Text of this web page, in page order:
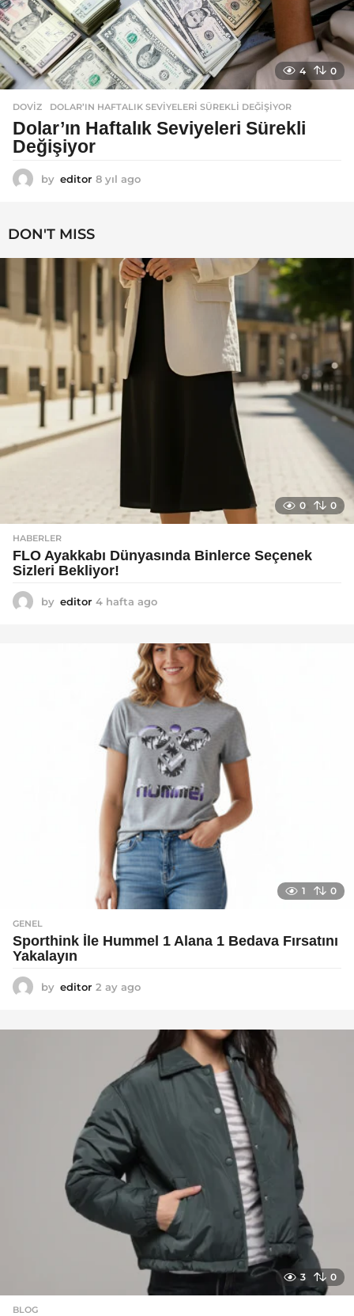
4 0
DOVIZ DOLAR’IN HAFTALIK SEVIYELERI SÜREKLI DEĞIŞIYOR
Dolar’ın Haftalık Seviyeleri Sürekli
Değişiyor
by editor 8 yıl ago
o
DON'T MISS
0 0
HABERLER
FLO Ayakkabı Dünyasında Binlerce Seçenek
Sizleri Bekliyor!
by editor 4 hafta ago
a
g
o
1 0
GENEL
Sporthink İle Hummel 1 Alana 1 Bedava Fırsatını
Yakalayın
by editor 2 ay ago
a
g
o
3 0
BLOG